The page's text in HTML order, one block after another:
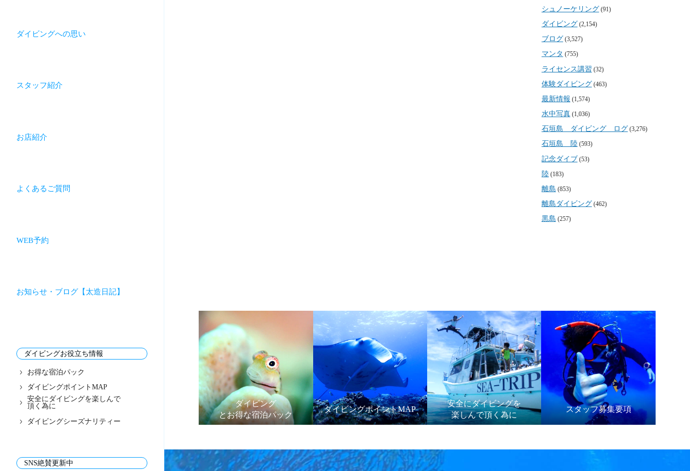
ダイビングへの思い
スタッフ紹介
お店紹介
よくあるご質問
WEB予約
お知らせ・ブログ【太造日記】
ダイビングお役立ち情報
お得な宿泊パック
ダイビングポイントMAP
安全にダイビングを楽しんで
頂く為に
ダイビングシーズナリティー
SNS絶賛更新中
シュノーケリング(91)
ダイビング (2,154)
ブログ (3,527)
マンタ (755)
ライセンス講習 (32)
体験ダイビング(463)
最新情報 (1,574)
水中写真(1,036)
石垣島 ダイビング ログ (3,276)
石垣島 陸(593)
記念ダイブ (53)
陸(183)
離島 (853)
離島ダイビング (462)
黒島 (257)
ダイビング
とお得な宿泊パック
ダイビングポイントMAP
安全にダイビングを
楽しんで頂く為に
スタッフ募集要項